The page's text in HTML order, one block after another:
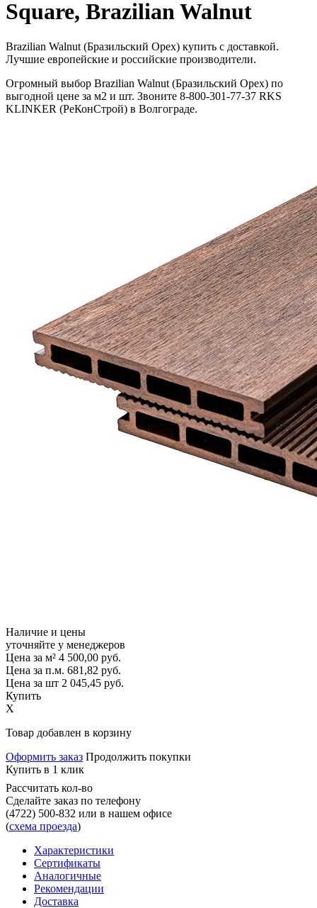
Square, Brazilian Walnut
Brazilian Walnut (Бразильский Орех) купить с доставкой.
Лучшие европейские и российские производители.
Огромный выбор Brazilian Walnut (Бразильский Орех) по
выгодной цене за м2 и шт. Звоните 8-800-301-77-37 RKS
KLINKER (РеКонСтрой) в Волгограде.
Наличие и цены
уточняйте у менеджеров
Цена за м² 4 500,00 руб.
Цена за п.м. 681,82 руб.
Цена за шт 2 045,45 руб.
Купить
X
Товар добавлен в корзину
Оформить заказ Продолжить покупки
Купить в 1 клик
Рассчитать кол-во
Сделайте заказ по телефону
(4722) 500-832 или в нашем офисе
(схема проезда)
Характеристики
Сертификаты
Аналогичные
Рекомендации
Доставка